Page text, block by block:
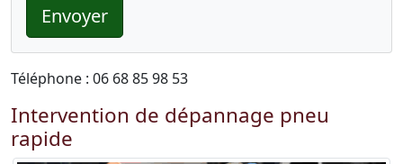
Envoyer
Téléphone : 06 68 85 98 53
Intervention de dépannage pneu
rapide